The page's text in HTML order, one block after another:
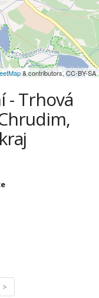
& contributors, CC-BY-SA
- Trhová
>